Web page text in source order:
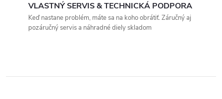
VLASTNÝ SERVIS & TECHNICKÁ PODPORA
Keď nastane problém, máte sa na koho obrátiť. Záručný aj
pozáručný servis a náhradné diely skladom